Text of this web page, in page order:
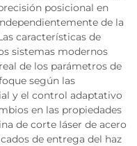
posicional en
de la
características de
sistemas modernos
de los parámetros de
según las
y el control adaptativo
en las propiedades
de corte láser de acero
de entrega del haz